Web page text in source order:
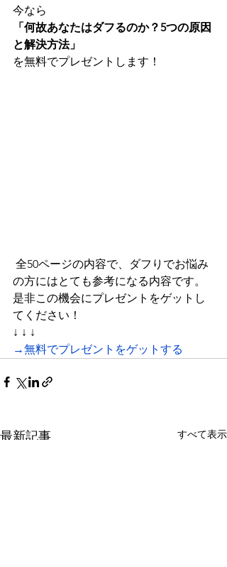
今なら
「何故あなたはダフるのか？5つの原因
と解決方法」
を無料でプレゼントします！
の方にはとても参考になる内容です。
是非この機会にプレゼントをゲットし
てください！
↓ ↓ ↓
→無料でプレゼントをゲットする
最新記事 すべて表示